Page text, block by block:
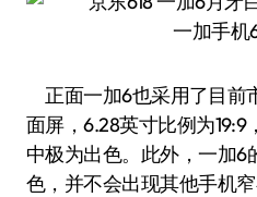
一加手机
正面一加6也采用了目前
面屏，6.28英寸比例为
中极为出色。此外，一加6
色，并不会出现其他手机